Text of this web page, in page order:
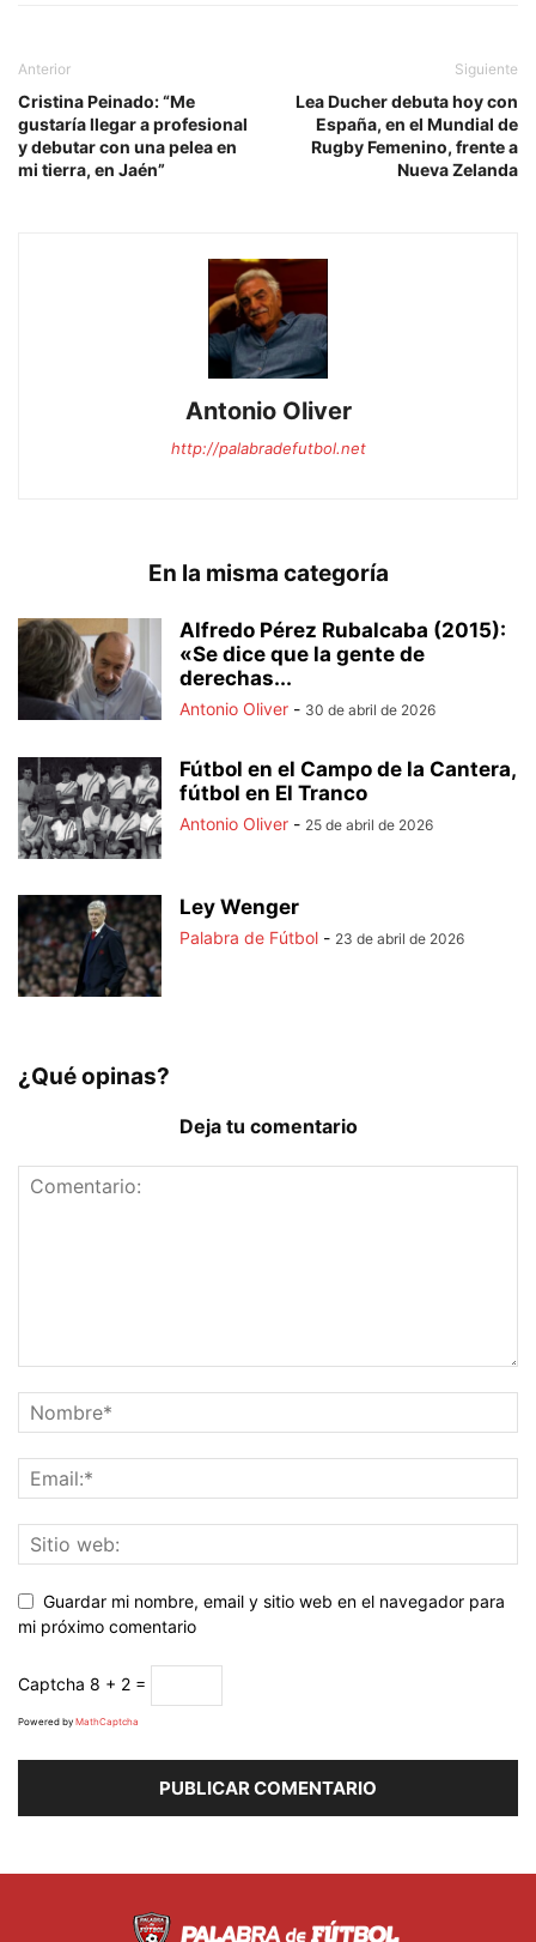
Anterior
Cristina Peinado: “Me
gustaría llegar a profesional
y debutar con una pelea en
mi tierra, en Jaén”
Siguiente
Lea Ducher debuta hoy con
España, en el Mundial de
Rugby Femenino, frente a
Nueva Zelanda
Antonio Oliver
http://palabradefutbol.net
En la misma categoría
Alfredo Pérez Rubalcaba (2015):
«Se dice que la gente de
derechas...
Antonio Oliver - 30 de abril de 2026
Fútbol en el Campo de la Cantera,
fútbol en El Tranco
Antonio Oliver - 25 de abril de 2026
Ley Wenger
Palabra de Fútbol - 23 de abril de 2026
¿Qué opinas?
Deja tu comentario
Guardar mi nombre, email y sitio web en el navegador para
mi próximo comentario
Captcha 8 + 2 =
Powered by MathCaptcha